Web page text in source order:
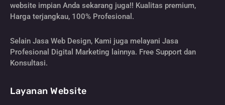
website impian Anda sekarang juga!! Kualitas premium,
Harga terjangkau, 100% Profesional.
Selain Jasa Web Design, Kami juga melayani Jasa
Profesional Digital Marketing lainnya. Free Support dan
Konsultasi.
Layanan Website